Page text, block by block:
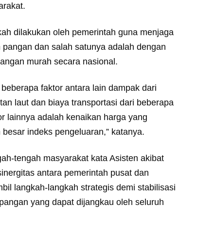
dilakukan oleh pemerintah guna menjaga
dan salah satunya adalah dengan
murah secara nasional.
faktor antara lain dampak dari
laut dan biaya transportasi dari beberapa
lainnya adalah kenaikan harga yang
indeks pengeluaran,” katanya.
tengah masyarakat kata Asisten akibat
antara pemerintah pusat dan
langkah-langkah strategis demi stabilisasi
yang dapat dijangkau oleh seluruh